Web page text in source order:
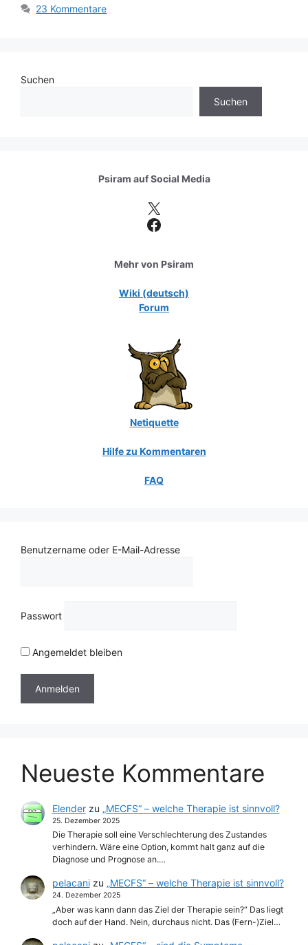
23 Kommentare
Suchen
Suchen
Psiram aufSocial Media
X
Facebook
Mehr von Psiram
Wiki (deutsch)
Forum
Netiquette
Hilfe zu Kommentaren
FAQ
Benutzername oder E-Mail-Adresse
Passwort
Angemeldet bleiben
Neueste Kommentare
Elenderzu „MECFS“ – welche Therapie ist sinnvoll?
25. Dezember 2025
Die Therapie soll eine Verschlechterung des Zustandes
verhindern. Wäre eine Option, kommt halt ganz auf die
Diagnose und Prognose an.…
pelacanizu „MECFS“ – welche Therapie ist sinnvoll?
24. Dezember 2025
„Aber was kann dann das Ziel der Therapie sein?“ Das liegt
doch auf der Hand. Nein, durchaus nicht. Das (Fern-)Ziel…